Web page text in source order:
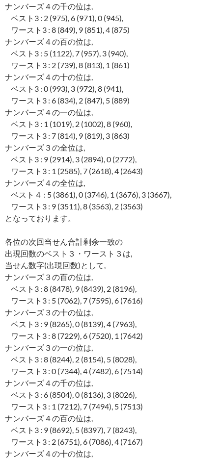
ナンバーズ４の千の位は,
ベスト3 : 2 (975), 6 (971), 0 (945),
ワースト3 : 8 (849), 9 (851), 4 (875)
ナンバーズ４の百の位は,
ベスト3 : 5 (1122), 7 (957), 3 (940),
ワースト3 : 2 (739), 8 (813), 1 (861)
ナンバーズ４の十の位は,
ベスト3 : 0 (993), 3 (972), 8 (941),
ワースト3 : 6 (834), 2 (847), 5 (889)
ナンバーズ４の一の位は,
ベスト3 : 1 (1019), 2 (1002), 8 (960),
ワースト3 : 7 (814), 9 (819), 3 (863)
ナンバーズ３の全位は,
ベスト3 : 9 (2914), 3 (2894), 0 (2772),
ワースト3 : 1 (2585), 7 (2618), 4 (2643)
ナンバーズ４の全位は,
ベスト４ : 5 (3861), 0 (3746), 1 (3676), 3 (3667),
ワースト3 : 9 (3511), 8 (3563), 2 (3563)
となっております。
各位の次回当せん合計剰余一致の
出現回数のベスト３・ワースト３は,
当せん数字(出現回数)として,
ナンバーズ３の百の位は,
ベスト3 : 8 (8478), 9 (8439), 2 (8196),
ワースト3 : 5 (7062), 7 (7595), 6 (7616)
ナンバーズ３の十の位は,
ベスト3 : 9 (8265), 0 (8139), 4 (7963),
ワースト3 : 8 (7229), 6 (7520), 1 (7642)
ナンバーズ３の一の位は,
ベスト3 : 8 (8244), 2 (8154), 5 (8028),
ワースト3 : 0 (7344), 4 (7482), 6 (7514)
ナンバーズ４の千の位は,
ベスト3 : 6 (8504), 0 (8136), 3 (8026),
ワースト3 : 1 (7212), 7 (7494), 5 (7513)
ナンバーズ４の百の位は,
ベスト3 : 9 (8692), 5 (8397), 7 (8243),
ワースト3 : 2 (6751), 6 (7086), 4 (7167)
ナンバーズ４の十の位は,